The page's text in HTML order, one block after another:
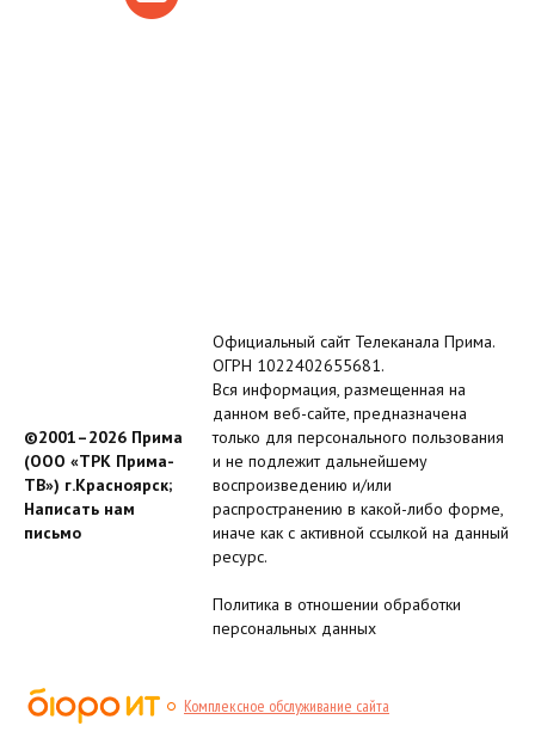
©2001–2026 Прима
(ООО «ТРК Прима-
ТВ») г.Красноярск;
Написать нам
письмо
Официальный сайт Телеканала Прима.
ОГРН 1022402655681.
Вся информация, размещенная на
данном веб-сайте, предназначена
только для персонального пользования
и не подлежит дальнейшему
воспроизведению и/или
распространению в какой-либо форме,
иначе как с активной ссылкой на данный
ресурс.
Политика в отношении обработки
персональных данных
Комплексное обслуживание сайта